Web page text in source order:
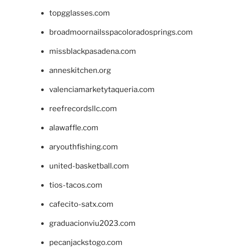
topgglasses.com
broadmoornailsspacoloradosprings.com
missblackpasadena.com
anneskitchen.org
valenciamarketytaqueria.com
reefrecordsllc.com
alawaffle.com
aryouthfishing.com
united-basketball.com
tios-tacos.com
cafecito-satx.com
graduacionviu2023.com
pecanjackstogo.com